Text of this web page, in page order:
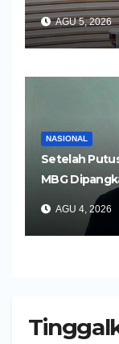
AGU 5, 2026
NASIONAL
Setelah
MBG
AGU 4, 2026